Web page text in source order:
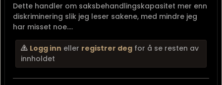
Dette handler om saksbehandlingskapasitet mer enn
diskriminering slik jeg leser sakene, med mindre jeg
har misset noe....
Logg inn eller registrer deg for å se resten av
innholdet